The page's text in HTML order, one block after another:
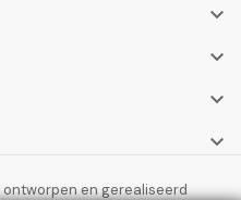




ontworpen en gerealiseerd